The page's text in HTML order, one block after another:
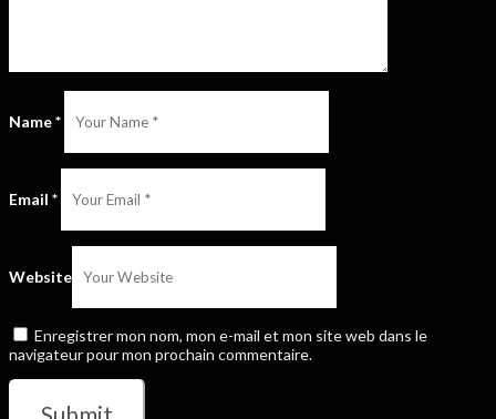
Name*
Email *
Website
Enregistrer mon nom, mon e-mail et mon site web dans le
navigateur pour mon prochain commentaire.